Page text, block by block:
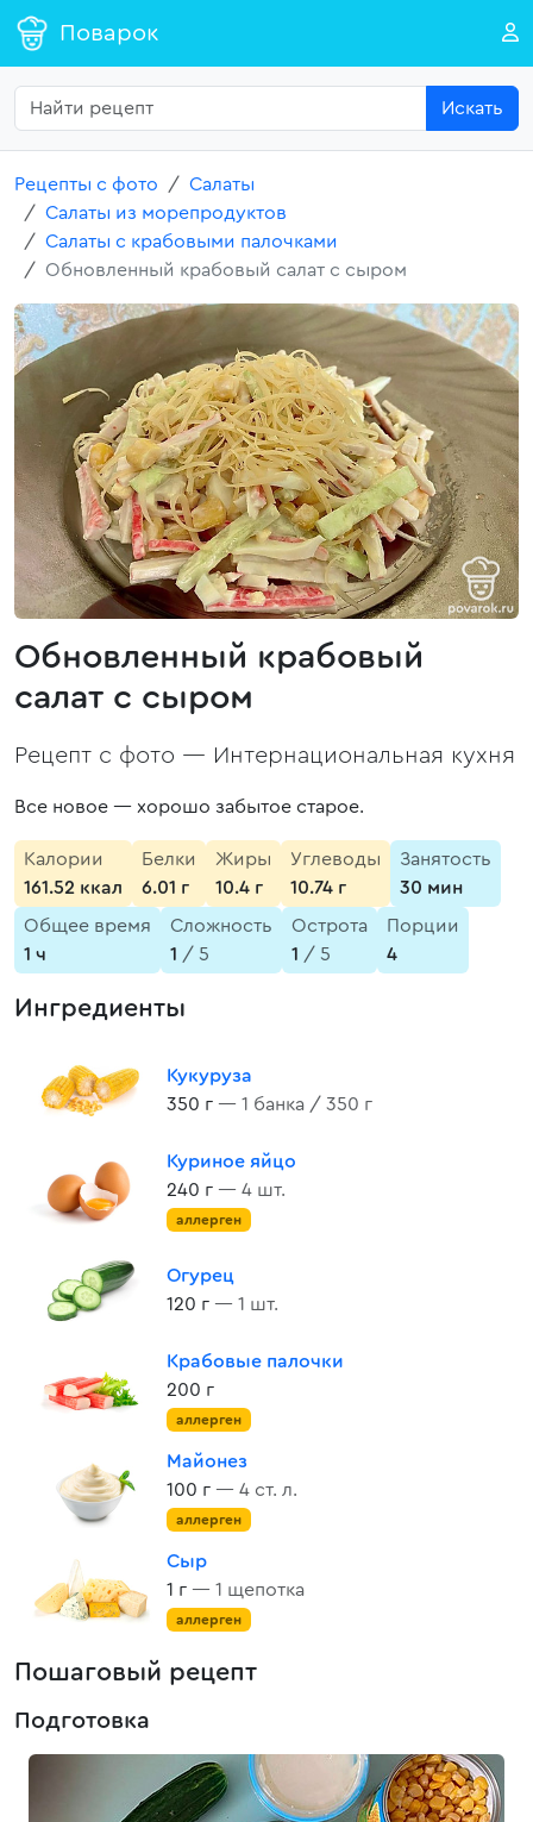
Поварок
Искать
Рецепты с фото
Салаты
Салаты из морепродуктов
Салаты с крабовыми палочками
Обновленный крабовый салат с сыром
Обновленный крабовый
салат с сыром
Рецепт с фото — Интернациональная кухня
Все новое — хорошо забытое старое.
Калории
161.52 ккал
Белки
6.01 г
Жиры
10.4 г
Углеводы
10.74 г
Занятость
30 мин
Общее время
1 ч
Сложность
1 / 5
Острота
1 / 5
Порции
4
Ингредиенты
Кукуруза
350 г — 1 банка / 350 г
Куриное яйцо
240 г — 4 шт.
аллерген
Огурец
120 г — 1 шт.
Крабовые палочки
200 г
аллерген
Майонез
100 г — 4 ст. л.
аллерген
Сыр
1 г — 1 щепотка
аллерген
Пошаговый рецепт
Подготовка